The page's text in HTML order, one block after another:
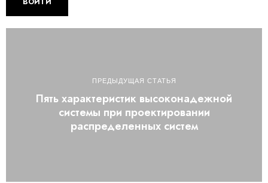
ПРЕДЫДУЩАЯ СТАТЬЯ
Пять характеристик высоконадежной
системы при проектировании
распределенных систем